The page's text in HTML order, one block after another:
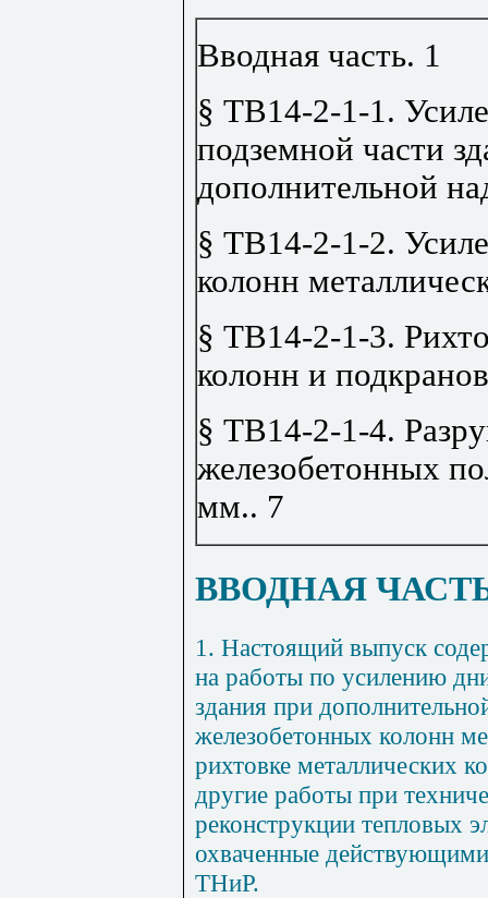
Вводная часть. 1
§ ТВ14-2-1-1.
подземной части
дополнительной
§ ТВ14-2-1-2.
колонн
§ ТВ14-2-1-3.
колонн и
§ ТВ14-2-1-4.
железобетонных
мм.. 7
ВВОДНАЯ
1 . Настоящий выпуск
на работы по усилению
здания при
железобетонных колонн
рихтовке металлических
другие работы при
реконструкции тепловых
охваченные
ТНиР.